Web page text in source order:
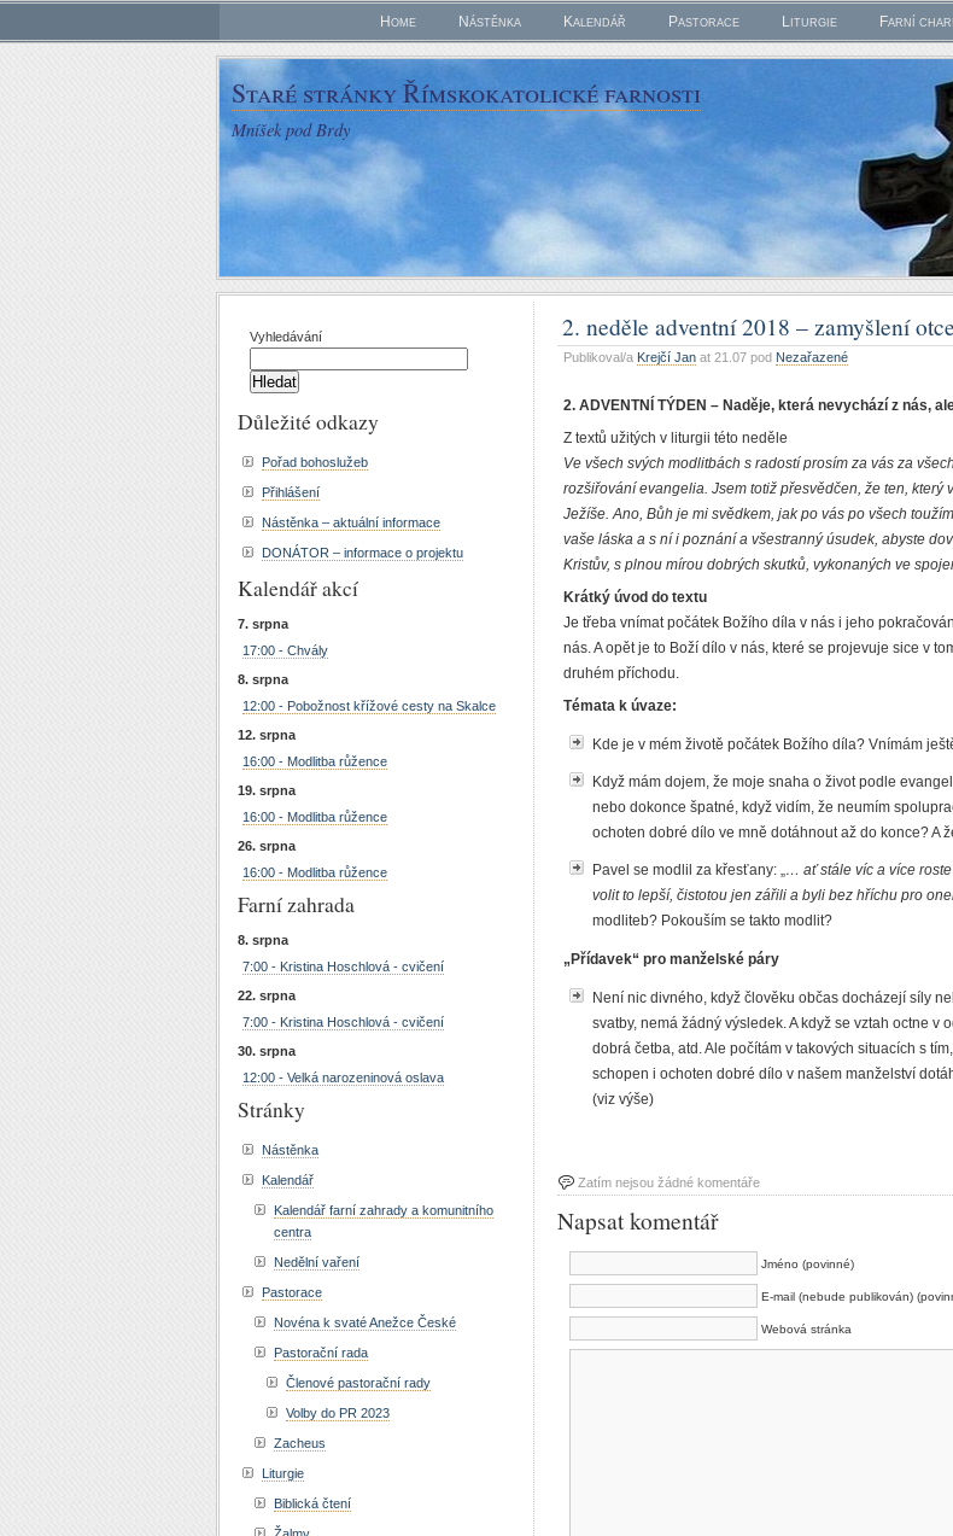
Home Nástěnka Kalendář Pastorace Liturgie Farní
Staré stránky Římskokatolické farnosti
Mníšek pod Brdy
2. neděle adventní 2018 – zamyšlení
Publikoval/a Krejčí Jan at 21.07 pod Nezařazené
2. ADVENTNÍ TÝDEN – Naděje, která nevychází z nás,
Z textů užitých v liturgii této neděle
Ve všech svých modlitbách s radostí prosím za vás za
rozšiřování evangelia. Jsem totiž přesvědčen, že ten,
Ježíše. Ano, Bůh je mi svědkem, jak po vás po všech
vaše láska a s ní i poznání a všestranný úsudek, abyste
Kristův, s plnou mírou dobrých skutků, vykonaných ve
Krátký úvod do textu
Je třeba vnímat počátek Božího díla v nás i jeho
nás.A opět je to Boží dílo v nás, které se projevuje sice v
druhém příchodu.
Témata k úvaze:
Kde je v mém životě počátek Božího díla? Vnímám
Když mám dojem, že moje snaha o život podle
nebo dokonce špatné, když vidím, že neumím
ochoten dobré dílo ve mně dotáhnout až do konce? A
Pavel se modlil za křesťany: „… ať stále víc a více
volit to lepší, čistotou jen zářili a byli bez hříchu pro
modliteb? Pokouším se takto modlit?
„Přídavek“ pro manželské páry
Není nic divného, když člověku občas docházejí síly
svatby, nemá žádný výsledek. A když se vztah octne
dobrá četba, atd. Ale počítám v takových situacích s
schopen i ochoten dobré dílo v našem manželství
(viz výše)
Zatím nejsou žádné komentáře
Napsat komentář
Jméno (povinné)
E-mail (nebude publikován)
Webová stránka
Vyhledávání
Důležité odkazy
Pořad bohoslužeb
Přihlášení
Nástěnka – aktuální informace
DONÁTOR – informace o projektu
Kalendář akcí
7. srpna
17:00 - Chvály
8. srpna
12:00 - Pobožnost křížové cesty na Skalce
12. srpna
16:00 - Modlitba růžence
19. srpna
16:00 - Modlitba růžence
26. srpna
16:00 - Modlitba růžence
Farní zahrada
8. srpna
7:00 - Kristina Hoschlová - cvičení
22. srpna
7:00 - Kristina Hoschlová - cvičení
30. srpna
12:00 - Velká narozeninová oslava
Stránky
Nástěnka
Kalendář
Kalendář farní zahrady a komunitního
centra
Nedělní vaření
Pastorace
Novéna k svaté Anežce České
Pastorační rada
Členové pastorační rady
Volby do PR 2023
Zacheus
Liturgie
Biblická čtení